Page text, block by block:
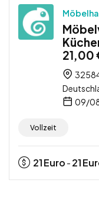
21,00
09/
Vollzeit
21Euro - 21